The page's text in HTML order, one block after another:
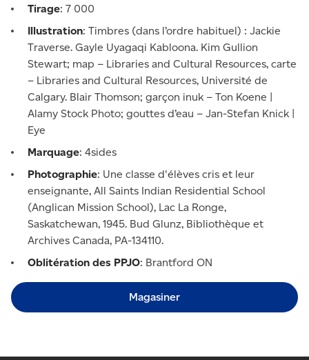
Tirage: 7 000
Illustration: Timbres (dans l’ordre habituel) : Jackie
Traverse. Gayle Uyagaqi Kabloona. Kim Gullion
Stewart; map – Libraries and Cultural Resources, carte
– Libraries and Cultural Resources, Université de
Calgary. Blair Thomson; garçon inuk – Ton Koene |
Alamy Stock Photo; gouttes d’eau – Jan-Stefan Knick |
Eye
Marquage: 4sides
Photographie: Une classe d'élèves cris et leur
enseignante, All Saints Indian Residential School
(Anglican Mission School), Lac La Ronge,
Saskatchewan, 1945. Bud Glunz, Bibliothèque et
Archives Canada, PA-134110.
Oblitération des PPJO: Brantford ON
Magasiner